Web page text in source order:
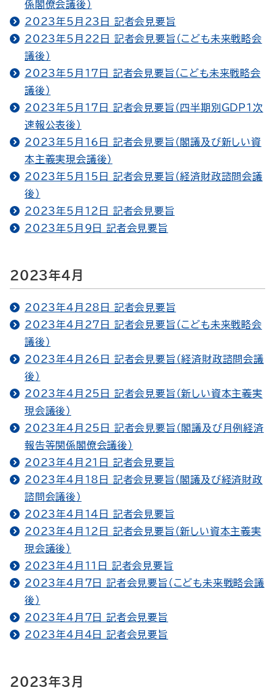
係閣僚会議後）
2023年5月23日 記者会見要旨
2023年5月22日 記者会見要旨（こども未来戦略会
議後）
2023年5月17日 記者会見要旨（こども未来戦略会
議後）
2023年5月17日 記者会見要旨（四半期別GDP１次
速報公表後）
2023年5月16日 記者会見要旨（閣議及び新しい資
本主義実現会議後）
2023年5月15日 記者会見要旨（経済財政諮問会議
後）
2023年5月12日 記者会見要旨
2023年5月9日 記者会見要旨
2023年4月
2023年4月28日 記者会見要旨
2023年4月27日 記者会見要旨（こども未来戦略会
議後）
2023年4月26日 記者会見要旨（経済財政諮問会議
後）
2023年4月25日 記者会見要旨（新しい資本主義実
現会議後）
2023年4月25日 記者会見要旨（閣議及び月例経済
報告等関係閣僚会議後）
2023年4月21日 記者会見要旨
2023年4月18日 記者会見要旨（閣議及び経済財政
諮問会議後）
2023年4月14日 記者会見要旨
2023年4月12日 記者会見要旨（新しい資本主義実
現会議後）
2023年4月11日 記者会見要旨
2023年4月7日 記者会見要旨（こども未来戦略会議
後）
2023年4月7日 記者会見要旨
2023年4月4日 記者会見要旨
2023年3月